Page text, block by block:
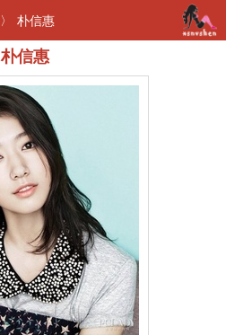
〉 朴信惠
朴信惠